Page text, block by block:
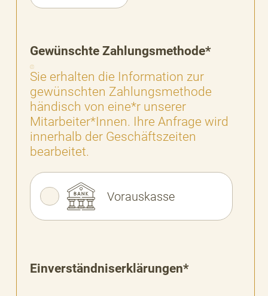
Gewünschte Zahlungsmethode*
Sie erhalten die Information zur
gewünschten Zahlungsmethode
händisch von eine*r unserer
Mitarbeiter*Innen. Ihre Anfrage wird
innerhalb der Geschäftszeiten
bearbeitet.
Vorauskasse
Einverständniserklärungen*